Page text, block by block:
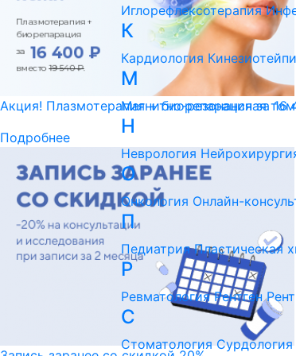
Акция! Плазмотерапия + биорепарация за 16
Подробнее
Иглорефлексотерапия
К
Кардиология
М
Магнитно-резонансная
Н
Неврология
О
Онкология Онлайн-
П
Педиатрия Пластическая
Р
Ревматология Рентген
С
Стоматология Сурдология